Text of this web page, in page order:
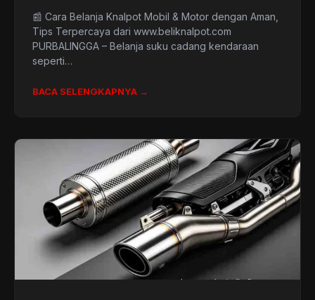
📰 Cara Belanja Knalpot Mobil & Motor dengan Aman,
Tips Terpercaya dari www.beliknalpot.com
PURBALINGGA – Belanja suku cadang kendaraan
seperti…
BACA SELENGKAPNYA →